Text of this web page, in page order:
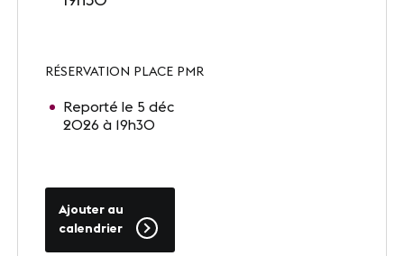
Nos dernières actus
Agenda
RÉSERVATION PLACE PMR
Reporté le 5 déc
2026 à 19h30
Ajouter au
calendrier